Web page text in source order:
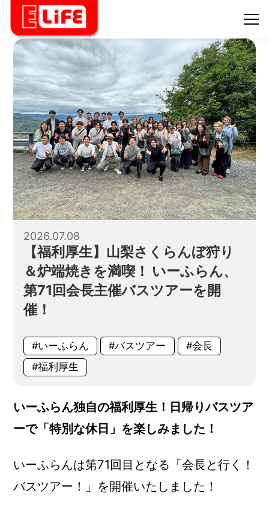
2026.07.08
【福利厚生】山梨さくらんぼ狩り
＆炉端焼きを満喫！ いーふらん、
第71回会長主催バスツアーを開
催！
#いーふらん #バスツアー
#会長
#福利厚生
いーふらん独自の福利厚生！日帰りバスツア
ーで「特別な休日」を楽しみました！
いーふらんは第71回目となる「会長と行く！
バスツアー！」を開催いたしました！